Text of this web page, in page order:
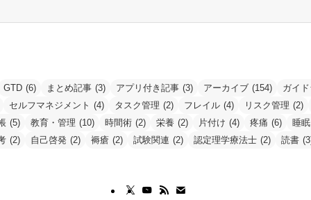
GTD (6) まとめ記事 (3) アプリ付き記事 (3) アーカイブ (154)
ガイ
セルフマネジメント (4) タスク管理 (2) フレイル (4) リスク管理 (2)
(5) 教育・管理 (10) 時間術 (2) 栄養 (2) 片付け (4) 疼痛 (6)
睡眠
(2) 自己啓発 (2) 褥瘡 (2) 試験関連 (2) 認定理学療法士 (2) 読書